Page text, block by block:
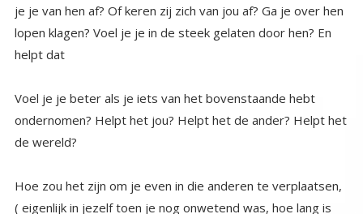
helpt dat
Voel je je beter als je iets van het bovenstaande hebt
ondernomen? Helpt het jou? Helpt het de ander? Helpt het
de wereld?
Hoe zou het zijn om je even in die anderen te verplaatsen,
( eigenlijk in jezelf toen je nog onwetend was, hoe lang is